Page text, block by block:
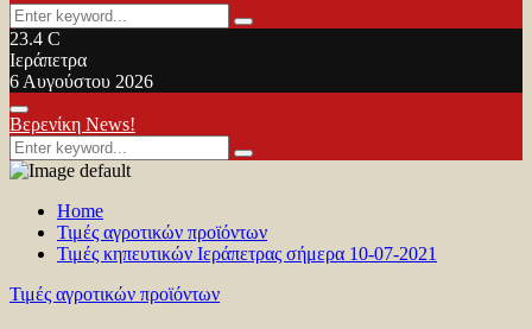
Search
for:
Search
23.4 C
Ιεράπετρα
6 Αυγούστου 2026
Facebook
Twitter
Youtube
Primary
Menu
Βερενίκη News!
Search
for:
Search
Home
Τιμές αγροτικών προϊόντων
Τιμές κηπευτικών Ιεράπετρας σήμερα 10-07-2021
Τιμές αγροτικών προϊόντων